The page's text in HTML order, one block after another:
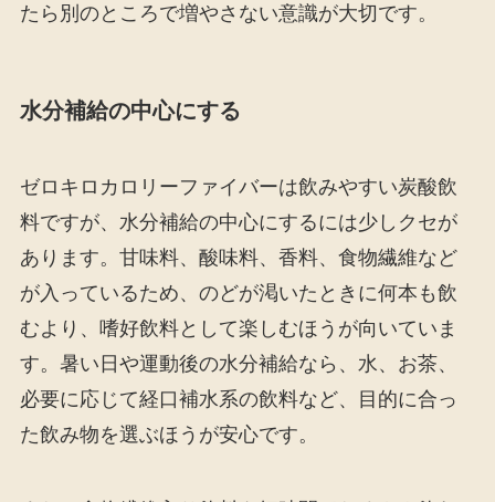
たら別のところで増やさない意識が大切です。
水分補給の中心にする
ゼロキロカロリーファイバーは飲みやすい炭酸飲
料ですが、水分補給の中心にするには少しクセが
あります。甘味料、酸味料、香料、食物繊維など
が入っているため、のどが渇いたときに何本も飲
むより、嗜好飲料として楽しむほうが向いていま
す。暑い日や運動後の水分補給なら、水、お茶、
必要に応じて経口補水系の飲料など、目的に合っ
た飲み物を選ぶほうが安心です。